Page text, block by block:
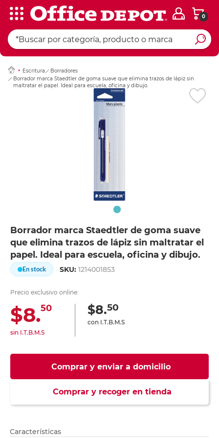
0
Escritura
Borradores
Borrador marca Staedtler de goma suave que elimina trazos de lápiz sin
maltratar el papel. Ideal para escuela, oficina y dibujo.
Borrador marca Staedtler de goma suave
que elimina trazos de lápiz sin maltratar el
papel. Ideal para escuela, oficina y dibujo.
En stock SKU:1214001853
Precio exclusivo online:
$8.50
sin I.T.B.M.S
$8.50
con I.T.B.M.S
Comprar y enviar a domicilio
Comprar y recoger en tienda
Ingresar Codigo
Características